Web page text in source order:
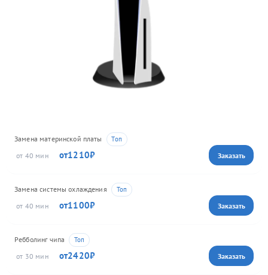
Замена материнской платы
40
1210
Замена системы охлаждения
40
1100
Ребболинг чипа
30
2420